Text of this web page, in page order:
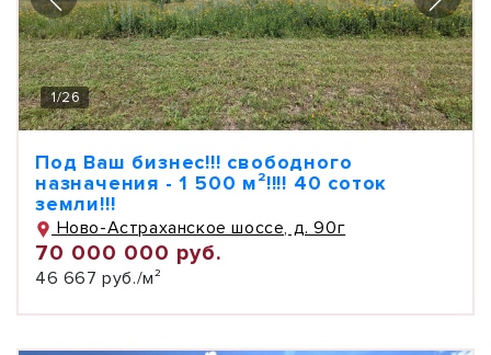
1/26
Под Ваш бизнес!!! свободного
назначения - 1 500 м²!!!! 40 соток
земли!!!
Ново-Астраханское шоссе, д. 90г
70 000 000 руб.
46 667 руб./м²